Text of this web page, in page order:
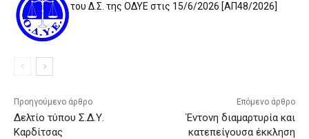
του Δ.Σ. της ΟΔΥΕ στις 15/6/2026 [ΑΠ48/2026]
Προηγούμενο άρθρο
Δελτίο τύπου Σ.Δ.Υ.
Καρδίτσας
Επόμενο άρθρο
Έντονη διαμαρτυρία και
κατεπείγουσα έκκληση